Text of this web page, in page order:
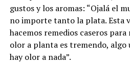
gustos y los aromas: “Ojalá el
no importe tanto la plata. Esta
hacemos remedios caseros
olor a planta es tremendo,
hay olor a nada”.